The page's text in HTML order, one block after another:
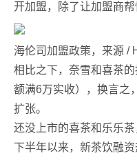
开加盟，除了让加盟商帮
海伦司加盟政策，来源 /
相比之下，奈雪和喜茶
额满6万实收），换言之
扩张。
还没上市的喜茶和乐乐
下半年以来，新茶饮融